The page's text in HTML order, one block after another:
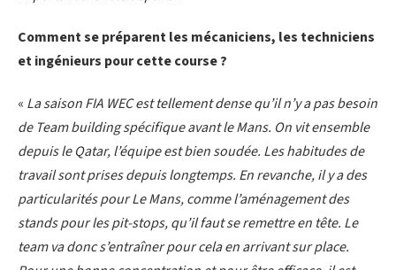
Comment se préparent les mécaniciens, les techniciens
et ingénieurs pour cette course ?
« La saison FIA WEC est tellement dense qu’il n’y a pas besoin
de Team building spécifique avant le Mans. On vit ensemble
depuis le Qatar, l’équipe est bien soudée. Les habitudes de
travail sont prises depuis longtemps. En revanche, il y a des
particularités pour Le Mans, comme l’aménagement des
stands pour les pit-stops, qu’il faut se remettre en tête. Le
team va donc s’entraîner pour cela en arrivant sur place.